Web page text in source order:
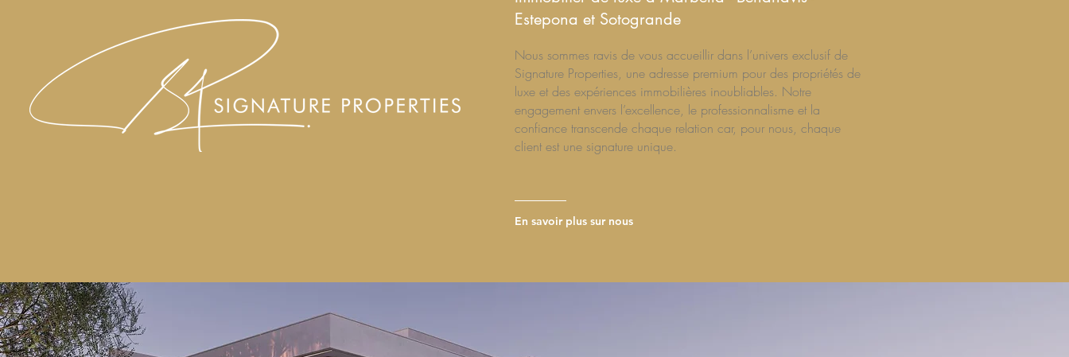
Estepona et Sotogrande
Nous sommes ravis de vous accueillir dans l’univers exclusif de
Signature Properties, une adresse premium pour des propriétés de
luxe et des expériences immobilières inoubliables. Notre
engagement envers l’excellence, le professionnalisme et la
confiance transcende chaque relation car, pour nous, chaque
client est une signature unique.
En savoir plus sur nous